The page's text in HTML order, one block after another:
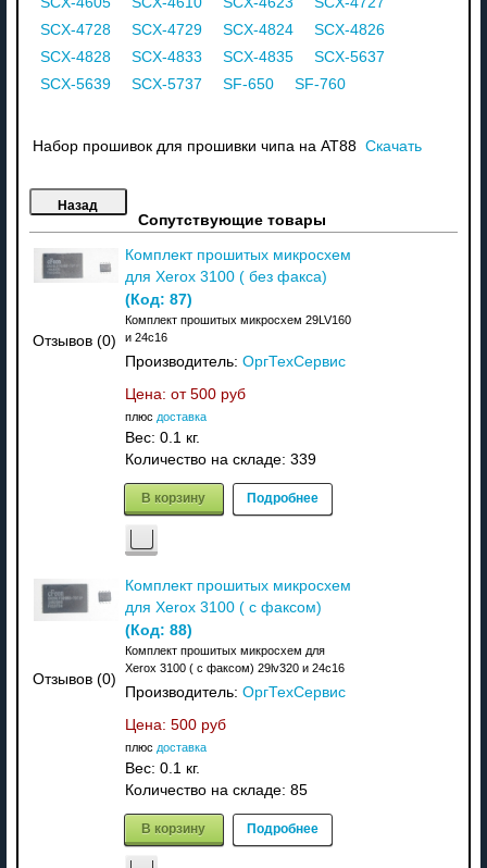
SCX-4728
SCX-4729 SCX-4824
SCX-4826
SCX-4828
SCX-4833 SCX-4835
SCX-5637
SCX-5639
SCX-5737 SF-650 SF-760
Набор прошивок для прошивки чипа на АТ88 Скачать
Сопутствующие товары
Отзывов (0)
Комплект прошитых микросхем
для Xerox 3100 ( без факса)
(Код: 87)
Комплект прошитых микросхем 29LV160
и 24с16
Производитель: ОргТехСервис
Цена: от 500 руб
плюс доставка
Вес: 0.1 кг.
Количество на складе: 339
В корзину Подробнее
Отзывов (0)
Комплект прошитых микросхем
для Xerox 3100 ( с факсом)
(Код: 88)
Комплект прошитых микросхем для
Xerox 3100 ( с факсом) 29lv320 и 24с16
Производитель: ОргТехСервис
Цена: 500 руб
плюс доставка
Вес: 0.1 кг.
Количество на складе: 85
В корзину Подробнее